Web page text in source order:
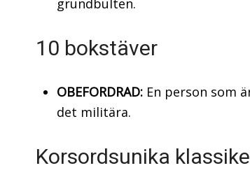
grundbulten.
10 bokstäver
OBEFORDRAD: En person som
det militära.
Korsordsunika